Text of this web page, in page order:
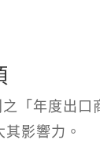
「年度出
影響力。